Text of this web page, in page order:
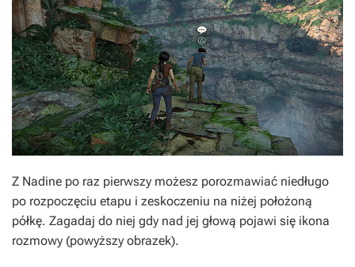
Z Nadine po raz pierwszy możesz porozmawiać niedługo
po rozpoczęciu etapu i zeskoczeniu na niżej położoną
półkę. Zagadaj do niej gdy nad jej głową pojawi się ikona
rozmowy (powyższy obrazek).